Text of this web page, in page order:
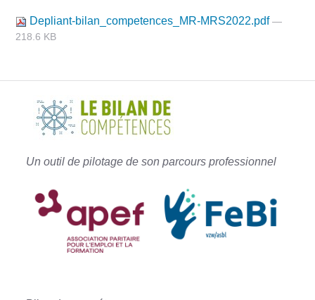
Depliant-bilan_competences_MR-MRS2022.pdf—
218.6 KB
Un outil de pilotage de son parcours professionnel